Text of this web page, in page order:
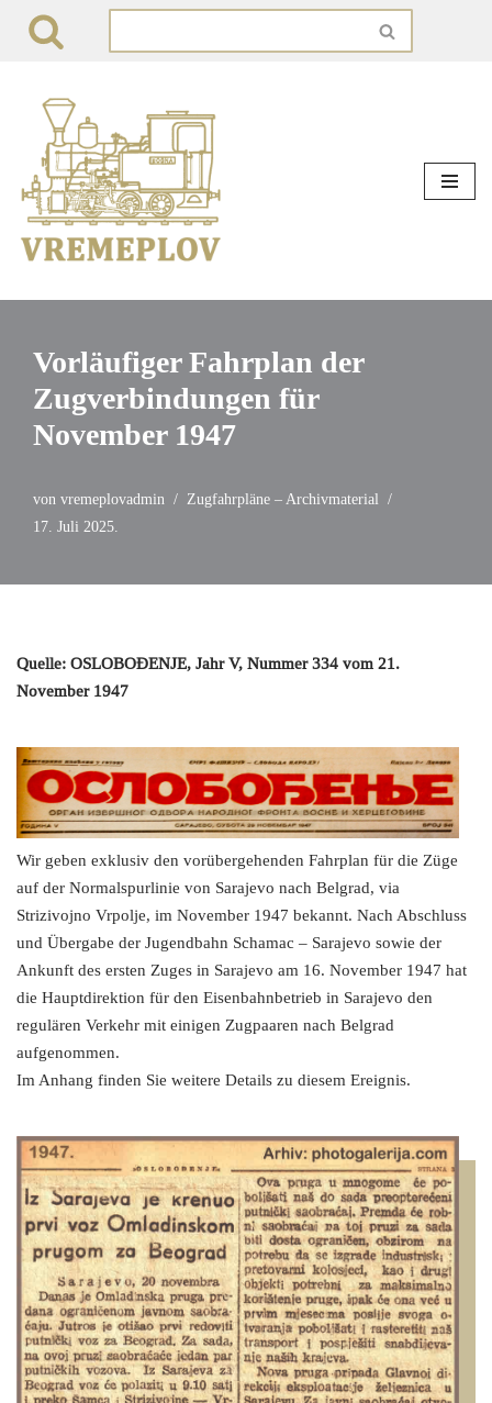
springen
Vorläufiger Fahrplan der
Zugverbindungen für
November 1947
von vremeplovadmin
Zugfahrpläne – Archivmaterial
17. Juli 2025.
Quelle: OSLOBOĐENJE, Jahr V, Nummer 334 vom 21.
November 1947
Wir geben exklusiv den vorübergehenden Fahrplan für die Züge
auf der Normalspurlinie von Sarajevo nach Belgrad, via
Strizivojno Vrpolje, im November 1947 bekannt. Nach Abschluss
und Übergabe der Jugendbahn Schamac – Sarajevo sowie der
Ankunft des ersten Zuges in Sarajevo am 16. November 1947 hat
die Hauptdirektion für den Eisenbahnbetrieb in Sarajevo den
regulären Verkehr mit einigen Zugpaaren nach Belgrad
aufgenommen.
Im Anhang finden Sie weitere Details zu diesem Ereignis.